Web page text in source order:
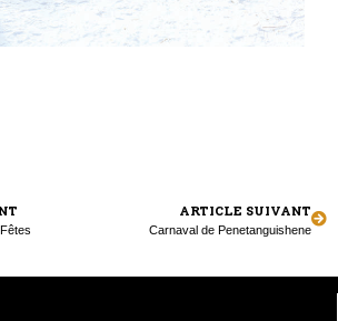
ARTICLE SUIVANT
Carnaval de Penetanguishene